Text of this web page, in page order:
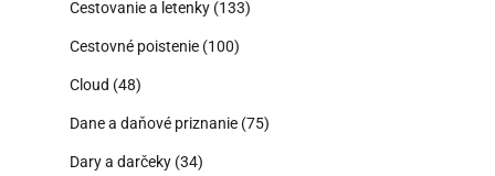
Cestovanie a letenky (133)
Cestovné poistenie (100)
Cloud (48)
Dane a daňové priznanie (75)
Dary a darčeky (34)